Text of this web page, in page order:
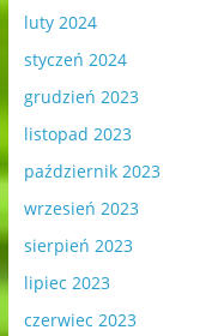
luty 2024
styczeń 2024
grudzień 2023
listopad 2023
październik 2023
wrzesień 2023
sierpień 2023
lipiec 2023
czerwiec 2023